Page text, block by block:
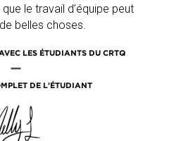
le travail d’équipe peut
belles choses.
LES ÉTUDIANTS DU CRTQ
|
DE L'ÉTUDIANT